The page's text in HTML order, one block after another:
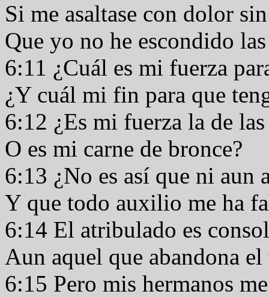
Si me asaltase con dolor
Que yo no he escondido
6:11 ¿Cuál es mi fuerza
¿Y cuál mi fin para que
6:12 ¿Es mi fuerza la de
O es mi carne de bronce?
6:13 ¿No es así que ni
Y que todo auxilio me ha
6:14 El atribulado es
Aun aquel que abandona
6:15 Pero mis hermanos